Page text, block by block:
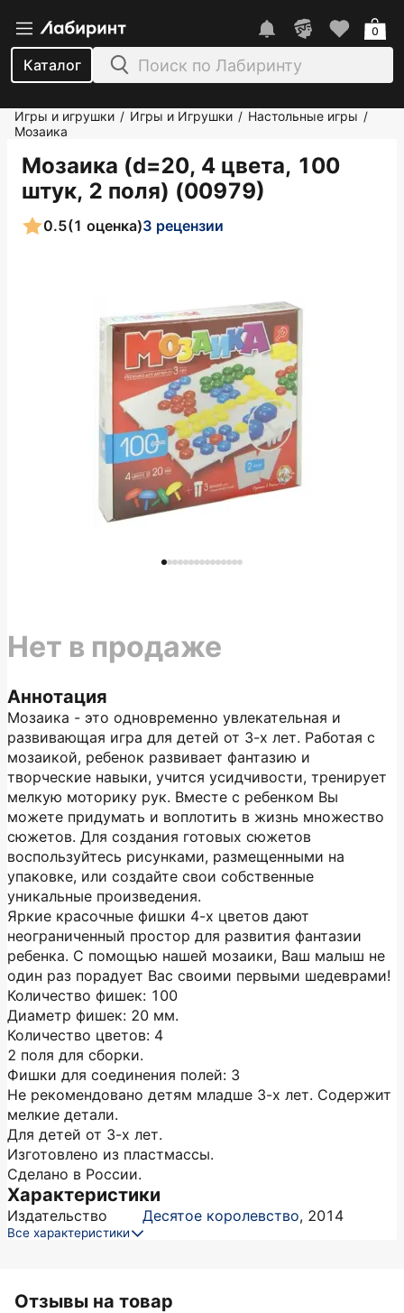
Каталог
0
Игры и игрушки / Игры и Игрушки / Настольные игры /
Мозаика
Мозаика (d=20, 4 цвета, 100
штук, 2 поля) (00979)
0.5(1 оценка)3 рецензии
Аннотация
Мозаика - это одновременно увлекательная и
развивающая игра для детей от 3-х лет. Работая с
мозаикой, ребенок развивает фантазию и
творческие навыки, учится усидчивости, тренирует
мелкую моторику рук. Вместе с ребенком Вы
можете придумать и воплотить в жизнь множество
сюжетов. Для создания готовых сюжетов
воспользуйтесь рисунками, размещенными на
упаковке, или создайте свои собственные
уникальные произведения.
Яркие красочные фишки 4-х цветов дают
неограниченный простор для развития фантазии
ребенка. С помощью нашей мозаики, Ваш малыш не
один раз порадует Вас своими первыми шедеврами!
Количество фишек: 100
Диаметр фишек: 20 мм.
Количество цветов: 4
2 поля для сборки.
Фишки для соединения полей: 3
Не рекомендовано детям младше 3-х лет. Содержит
мелкие детали.
Для детей от 3-х лет.
Изготовлено из пластмассы.
Сделано в России.
Характеристики
Издательство Десятое королевство, 2014
Все характеристики
Нет в продаже
Отзывы на товар